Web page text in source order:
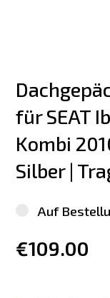
für SEAT
Kombi
Silber |
Auf
€109.00